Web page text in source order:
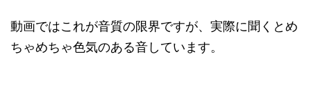
動画ではこれが音質の限界ですが、実際に聞くとめ
ちゃめちゃ色気のある音しています。